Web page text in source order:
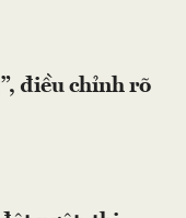
điều chỉnh rõ